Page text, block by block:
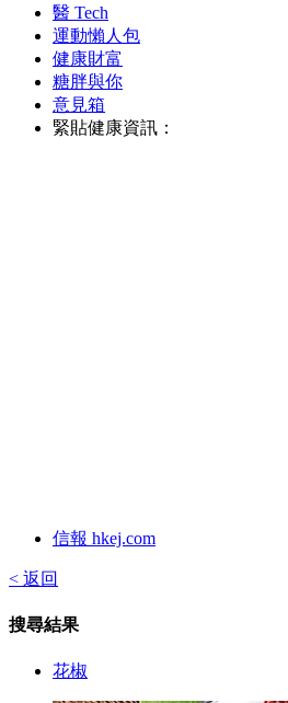
醫 Tech
運動懶人包
健康財富
糖胖與你
意見箱
緊貼健康資訊：
信報 hkej.com
< 返回
搜尋結果
花椒